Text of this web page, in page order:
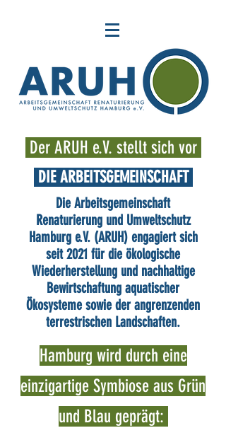
Der ARUH e.V. stellt sich vor
DIE ARBEITSGEMEINSCHAFT
Die Arbeitsgemeinschaft
Renaturierung und Umweltschutz
Hamburg e.V. (ARUH) engagiert sich
seit 2021 für die ökologische
Wiederherstellung und nachhaltige
Bewirtschaftung aquatischer
Ökosysteme sowie der angrenzenden
terrestrischen Landschaften.
Hamburg wird durch eine
einzigartige Symbiose aus Grün
und Blau geprägt: